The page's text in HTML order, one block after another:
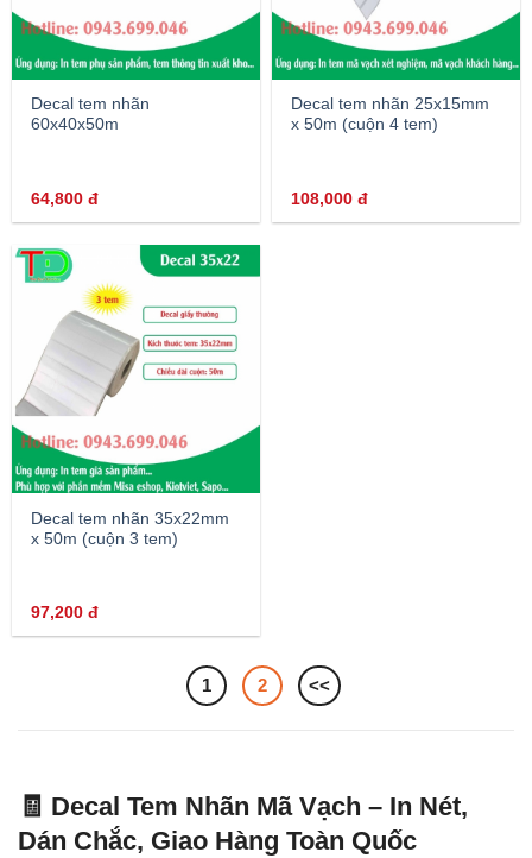
Decal tem nhãn
60x40x50m
64,800đ
Decal tem nhãn 25x15mm
x 50m (cuộn 4 tem)
108,000đ
Decal tem nhãn 35x22mm
x 50m (cuộn 3 tem)
97,200đ
1 2 <<
🧾 Decal Tem Nhãn Mã Vạch – In Nét,
Dán Chắc, Giao Hàng Toàn Quốc